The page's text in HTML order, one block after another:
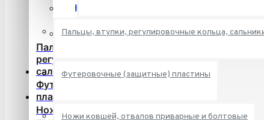
Пальцы, втулки, регулировочные кольца,
Футеровочные (защитные) пластины
Ножи ковшей, отвалов приварные и болтовые
Крепеж
угловая защита (пятки)
Пальцы, втулки,
регулировочные кольца,
сальники
Футеровочные (защитные)
пластины
Ножи ковшей, отвалов